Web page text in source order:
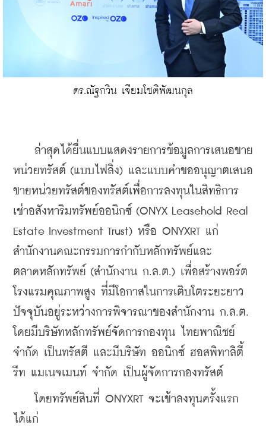
ดร.ณัฐกวิน เจียมโชติพัฒนกุล
ล่าสุดได้ยื่นแบบแสดงรายการข้อมูลการเสนอขาย
หน่วยทรัสต์ (แบบไฟลิ่ง) และแบบคำขออนุญาตเสนอ
ขายหน่วยทรัสต์ของทรัสต์เพื่อการลงทุนในสิทธิการ
เช่าอสังหาริมทรัพย์ออนิกซ์ (ONYX Leasehold Real
Estate Investment Trust) หรือ ONYXRT แก่
สำนักงานคณะกรรมการกำกับหลักทรัพย์และ
ตลาดหลักทรัพย์ (สำนักงาน ก.ล.ต.) เพื่อสร้างพอร์ต
โรงแรมคุณภาพสูง ที่มีโอกาสในการเติบโตระยะยาว
ปัจจุบันอยู่ระหว่างการพิจารณาของสำนักงาน ก.ล.ต.
โดยมีบริษัทหลักทรัพย์จัดการกองทุน ไทยพาณิชย์
จำกัด เป็นทรัสตี และมีบริษัท ออนิกซ์ ฮอสพิทาลิตี้
รีท แมเนจเมนท์ จำกัด เป็นผู้จัดการกองทรัสต์
โดยทรัพย์สินที่ ONYXRT จะเข้าลงทุนครั้งแรก
ได้แก่